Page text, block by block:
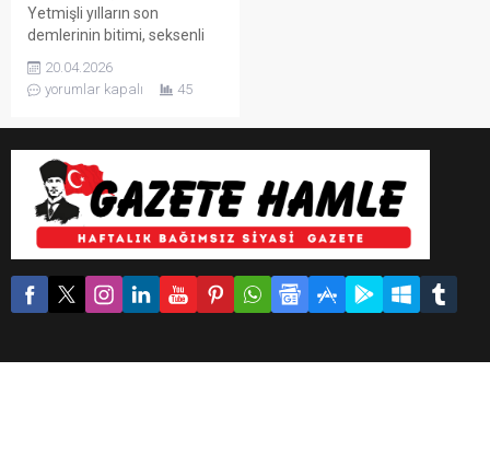
Yetmişli yılların son
demlerinin bitimi, seksenli
başları ile başlayan bir
hayatın mücadelesine;
dönemimizin Eğitim,
öğretim yıllarına, hoş
geldiniz. “Çocuk aklı “diye bir
deyim, kavram vardır. Bu
kavramın izlerini, adeta,” O
yılları, Akıl, His, Düşünce,
Gözlemlerimi”, o döneminin,
ambiyansı...
20.04.2026
yorumlar kapalı
45